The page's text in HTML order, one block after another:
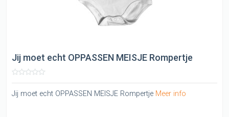
Jij moet echt OPPASSEN MEISJE Rompertje
Jij moet echt OPPASSEN MEISJE Rompertje Meer info